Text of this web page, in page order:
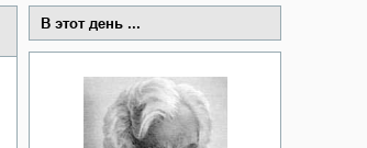
В этот день ...